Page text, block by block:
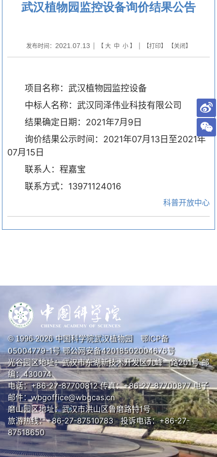
武汉植物园监控设备询价结果公告
发布时间： 2021.07.13 | 【 大 中 小】 | 【打印】 【关闭】
项目名称：武汉植物园监控设备
中标人名称：武汉同泽伟业科技有限公司
结果确定日期：2021年7月9日
询价结果公示时间：2021年07月13日至2021年
07月15日
联系人：程嘉宝
联系方式：13971124016
科普开放中心
© 1996-2026中国科学院武汉植物园 鄂ICP备
05004779-1号鄂公网安备42018502004676号
光谷园区地址：武汉市东湖新技术开发区九峰一路201号 邮
编：430074
电话：+86-27-87700812 传真：+86-27-87700877 电子
邮件：wbgoffice@wbgcas.cn
磨山园区地址：武汉市洪山区鲁磨路特1号
旅游热线：+86-27-87510783 投诉电话：+86-27-
87518650